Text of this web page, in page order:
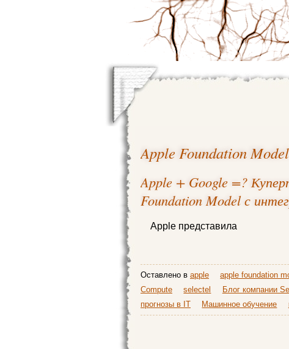
Apple Foundation Model
Apple + Google =?
Foundation Model с
Apple представила
Оставлено в apple apple foundation
Compute
selectel Блог компании
прогнозы в IT
Машинное обучение